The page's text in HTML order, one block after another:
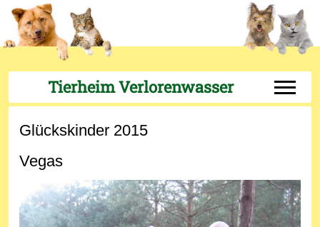
Tierheim Verlorenwasser Off-
Glückskinder 2015
Vegas